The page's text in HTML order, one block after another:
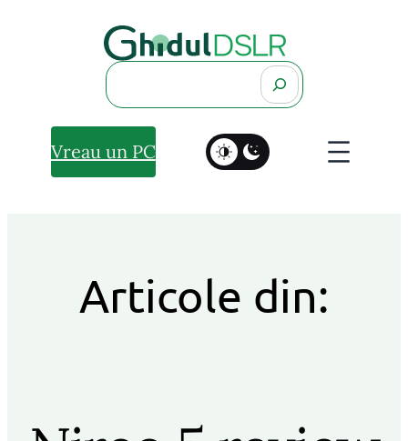
Search
Vreau un PC
Articole din: